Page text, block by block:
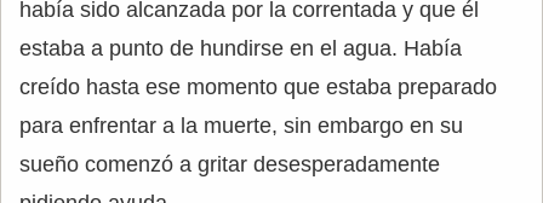
había sido alcanzada por la correntada y que él
estaba a punto de hundirse en el agua. Había
creído hasta ese momento que estaba preparado
para enfrentar a la muerte, sin embargo en su
sueño comenzó a gritar desesperadamente